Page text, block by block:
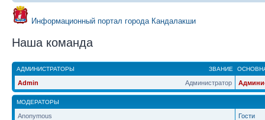
Информационный портал города Кандалакши
Наша команда
ЗВАНИЕ
АДМИНИСТРАТОРЫ
Администратор
Admin
МОДЕРАТОРЫ
Anonymous
Гости